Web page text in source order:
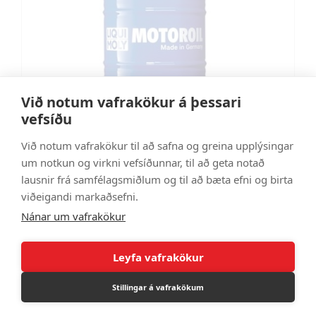
Við notum vafrakökur á þessari
vefsíðu
Við notum vafrakökur til að safna og greina upplýsingar
um notkun og virkni vefsíðunnar, til að geta notað
lausnir frá samfélagsmiðlum og til að bæta efni og birta
viðeigandi markaðsefni.
Nánar um vafrakökur
Leyfa vafrakökur
Stillingar á vafrakökum
Sjálfskiptiolía ATF Top Tec 1200 60L
LM3684
169.577 kr